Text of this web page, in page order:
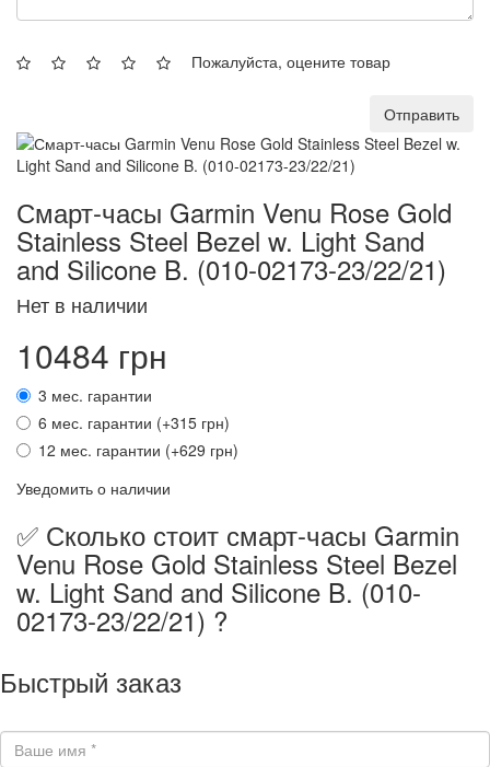
Пожалуйста, оцените товар
Отправить
Смарт-часы Garmin Venu Rose Gold
Stainless Steel Bezel w. Light Sand
and Silicone B. (010-02173-23/22/21)
Нет в наличии
10484 грн
3 мес. гарантии
6 мес. гарантии (+315 грн)
12 мес. гарантии (+629 грн)
Уведомить о наличии
✅ Сколько стоит смарт-часы Garmin
Venu Rose Gold Stainless Steel Bezel
w. Light Sand and Silicone B. (010-
02173-23/22/21) ?
Быстрый заказ